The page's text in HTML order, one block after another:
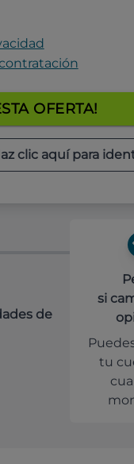
OFERTA!
clic aquí para
de
si
tu